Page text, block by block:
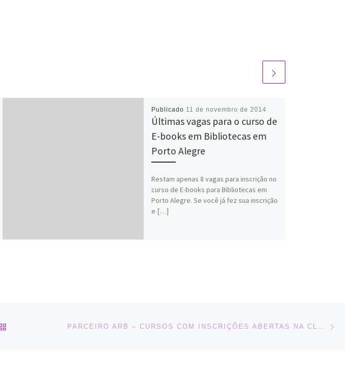
Publicado 11 de novembro de 2014
Últimas vagas para o curso de
E-books em Bibliotecas em
Porto Alegre
Restam apenas 8 vagas para inscrição no
curso de E-books para Bibliotecas em
Porto Alegre. Se você já fez sua inscrição
e […]
BACK TO POST LIST